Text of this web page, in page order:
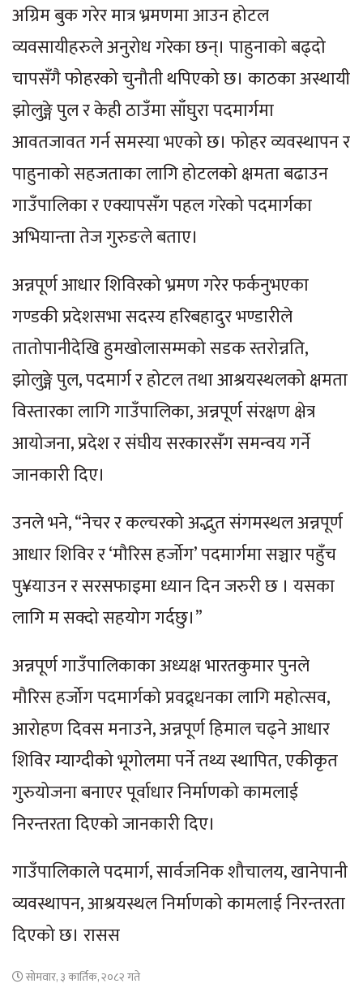
अग्रिम बुक गरेर मात्र भ्रमणमा आउन होटल
व्यवसायीहरुले अनुरोध गरेका छन्। पाहुनाको बढ्दो
चापसँगै फोहरको चुनौती थपिएको छ। काठका अस्थायी
झोलुङ्गे पुल र केही ठाउँमा साँघुरा पदमार्गमा
आवतजावत गर्न समस्या भएको छ। फोहर व्यवस्थापन र
पाहुनाको सहजताका लागि होटलको क्षमता बढाउन
गाउँपालिका र एक्यापसँग पहल गरेको पदमार्गका
अभियान्ता तेज गुरुङले बताए।
अन्नपूर्ण आधार शिविरको भ्रमण गरेर फर्कनुभएका
गण्डकी प्रदेशसभा सदस्य हरिबहादुर भण्डारीले
तातोपानीदेखि हुमखोलासम्मको सडक स्तरोन्नति,
झोलुङ्गे पुल, पदमार्ग र होटल तथा आश्रयस्थलको क्षमता
विस्तारका लागि गाउँपालिका, अन्नपूर्ण संरक्षण क्षेत्र
आयोजना, प्रदेश र संघीय सरकारसँग समन्वय गर्ने
जानकारी दिए।
उनले भने, “नेचर र कल्चरको अद्भुत संगमस्थल अन्नपूर्ण
आधार शिविर र ‘मौरिस हर्जोग’ पदमार्गमा सञ्चार पहुँच
पु¥याउन र सरसफाइमा ध्यान दिन जरुरी छ । यसका
लागि म सक्दो सहयोग गर्दछु।”
अन्नपूर्ण गाउँपालिकाका अध्यक्ष भारतकुमार पुनले
मौरिस हर्जोग पदमार्गको प्रवद्र्धनका लागि महोत्सव,
आरोहण दिवस मनाउने, अन्नपूर्ण हिमाल चढ्ने आधार
शिविर म्याग्दीको भूगोलमा पर्ने तथ्य स्थापित, एकीकृत
गुरुयोजना बनाएर पूर्वाधार निर्माणको कामलाई
निरन्तरता दिएको जानकारी दिए।
गाउँपालिकाले पदमार्ग, सार्वजनिक शौचालय, खानेपानी
व्यवस्थापन, आश्रयस्थल निर्माणको कामलाई निरन्तरता
दिएको छ। रासस
सोमवार, ३ कार्तिक, २०८२ गते